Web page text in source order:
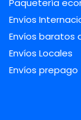
Paquetería
Envíos
Envíos baratos
Envíos Locales
Envíos prepago